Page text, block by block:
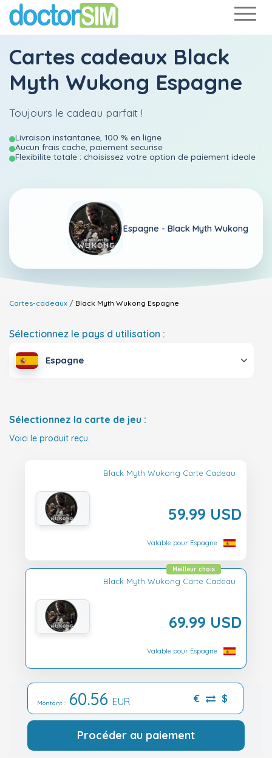
Cartes cadeaux Black
Myth Wukong Espagne
Toujours le cadeau parfait !
Livraison instantanee, 100 % en ligne
Aucun frais cache, paiement securise
Flexibilite totale : choisissez votre option de paiement ideale
Espagne - Black Myth Wukong
Cartes-cadeaux Black Myth Wukong Espagne
Sélectionnez le pays d utilisation :
Espagne
Sélectionnez la carte de jeu :
Voici le produit reçu.
Black Myth Wukong Carte Cadeau
59.99 USD
Valable pour Espagne
Black Myth Wukong Carte Cadeau
69.99 USD
Meilleur choix
Valable pour Espagne
Montant : 60.56 EUR € $
Procéder au paiement